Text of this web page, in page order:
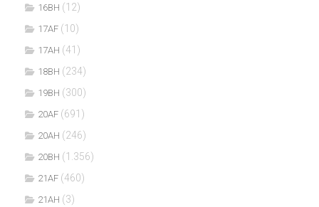
16BH (12)
17AF (10)
17AH (41)
18BH (234)
19BH (300)
20AF (691)
20AH (246)
20BH (1.356)
21AF (460)
21AH (3)